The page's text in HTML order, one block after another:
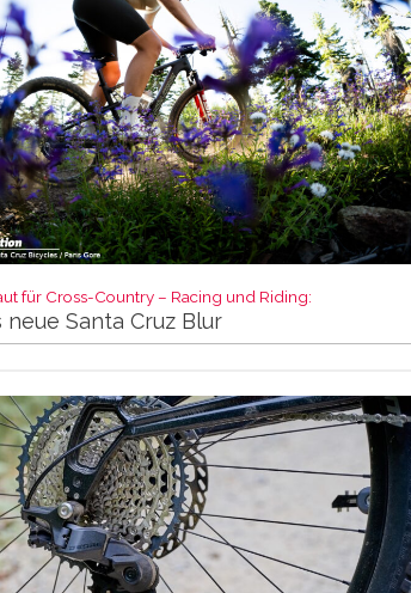
für Cross-Country – Racing und Riding:
neue Santa Cruz Blur